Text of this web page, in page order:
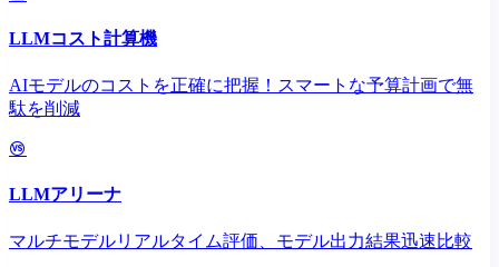
LLMコスト計算機
AIモデルのコストを正確に把握！スマートな予算計画で無
駄を削減
LLMアリーナ
マルチモデルリアルタイム評価、モデル出力結果迅速比較